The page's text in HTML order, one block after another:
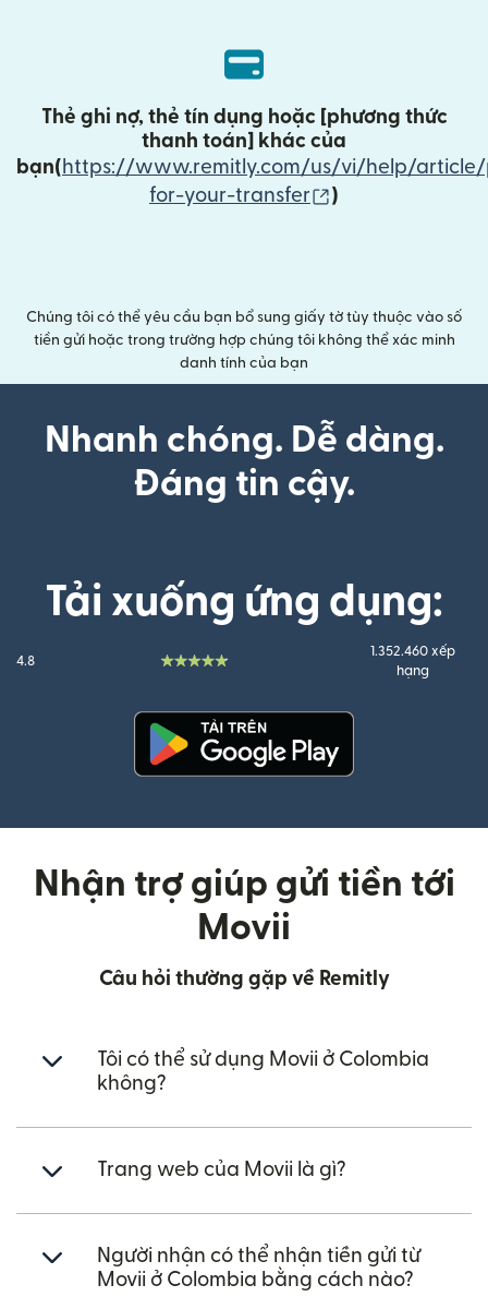
Thẻ ghi nợ, thẻ tín dụng hoặc [phương thức
thanh toán] khác của
bạn( https://www.remitly.com/us/vi/help/
for-your-transfer
(mở trong cửa
)
Chúng tôi có thể yêu cầu bạn bổ sung giấy tờ tùy thuộc vào số
tiền gửi hoặc trong trường hợp chúng tôi không thể xác minh
danh tính của bạn
Nhanh chóng. Dễ dàng.
Đáng tin cậy.
Tải xuống ứng dụng:
4.8
1.352.460 xếp
hạng
Nhận trợ giúp gửi tiền tới
Movii
Câu hỏi thường gặp về Remitly
Tôi có thể sử dụng Movii ở Colombia
không?
Trang web của Movii là gì?
Người nhận có thể nhận tiền gửi từ
Movii ở Colombia bằng cách nào?